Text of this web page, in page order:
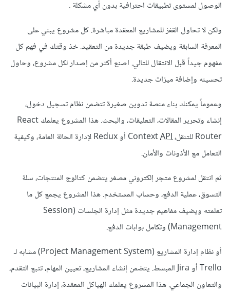
الوصول لمستوى تطبيقات احترافية بدون أي مشكلة .
ولكن لا تحاول القفز للمشاريع المعقدة مباشرة. كل مشروع يبني على
المعرفة السابقة ويضيف طبقة جديدة من التعقيد. خذ وقتك في فهم كل
مفهوم جيداً قبل الانتقال للتالي. اصنع أكثر من إصدار لكل مشروع، وحاول
تحسينه وإضافة ميزات جديدة.
وعموماً يمكنك بناء منصة تدوين صغيرة تتضمن نظام تسجيل دخول،
إنشاء وتحرير المقالات، التعليقات، والبحث. هذا المشروع يعلمك React
Router للتنقل، Context
API
أو Redux لإدارة الحالة العامة، وكيفية
التعامل مع الأذونات والأمان.
ثم انتقل لمشروع متجر إلكتروني مصغر يتضمن كتالوج المنتجات، سلة
التسوق، عملية الدفع، وحساب المستخدم. هذا المشروع يجمع كل ما
تعلمته ويضيف مفاهيم جديدة مثل إدارة الجلسات (Session
Management) وتكامل بوابات الدفع.
أو نظام إدارة المشاريع (Project Management System) مشابه لـ
Trello أو Jira المبسط. يتضمن إنشاء المشاريع، تعيين المهام، تتبع التقدم،
والتعاون الجماعي. هذا المشروع يعلمك الهياكل المعقدة، إدارة البيانات